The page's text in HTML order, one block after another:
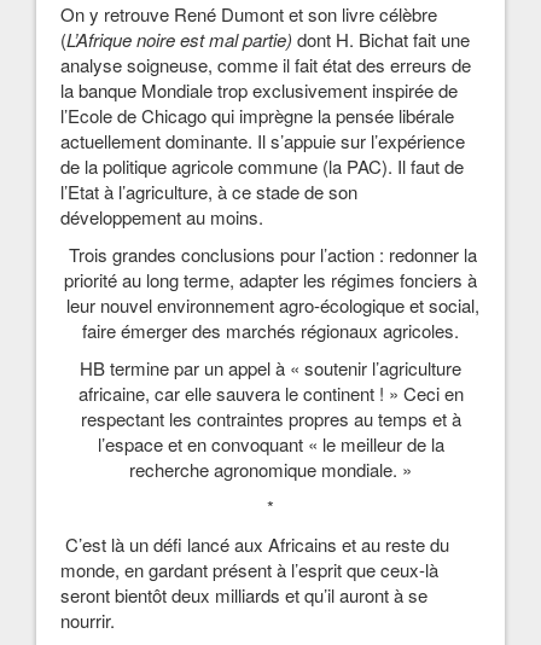
On y retrouve René Dumont et son livre célèbre
(L’Afrique noire est mal partie) dont H. Bichat fait une
analyse soigneuse, comme il fait état des erreurs de
la banque Mondiale trop exclusivement inspirée de
l’Ecole de Chicago qui imprègne la pensée libérale
actuellement dominante. Il s’appuie sur l’expérience
de la politique agricole commune (la PAC). Il faut de
l’Etat à l’agriculture, à ce stade de son
développement au moins.
Trois grandes conclusions pour l’action : redonner la
priorité au long terme, adapter les régimes fonciers à
leur nouvel environnement agro-écologique et social,
faire émerger des marchés régionaux agricoles.
HB termine par un appel à « soutenir l’agriculture
africaine, car elle sauvera le continent ! » Ceci en
respectant les contraintes propres au temps et à
l’espace et en convoquant « le meilleur de la
recherche agronomique mondiale. »
*
C’est là un défi lancé aux Africains et au reste du
monde, en gardant présent à l’esprit que ceux-là
seront bientôt deux milliards et qu’il auront à se
nourrir.